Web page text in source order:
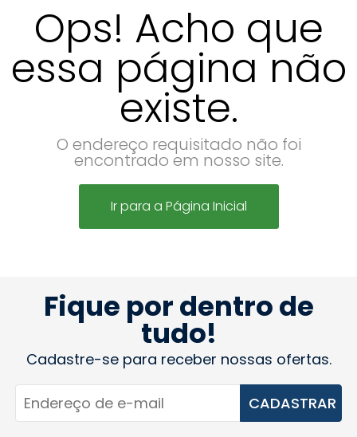
Ops! Acho que
essa página não
existe.
O endereço requisitado não foi
encontrado em nosso site.
Ir para a Página Inicial
Fique por dentro de
tudo!
Cadastre-se para receber nossas ofertas.
CADASTRAR